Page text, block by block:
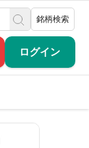
ログイン
銘柄検索